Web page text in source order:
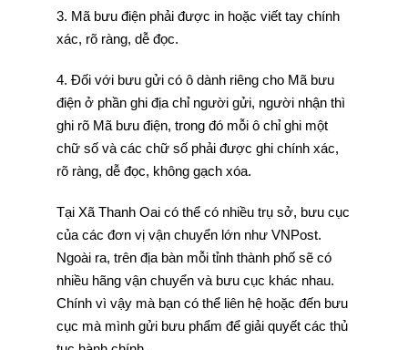
3. Mã bưu điện phải được in hoặc viết tay chính
xác, rõ ràng, dễ đọc.
4. Đối với bưu gửi có ô dành riêng cho Mã bưu
điện ở phần ghi địa chỉ người gửi, người nhận thì
ghi rõ Mã bưu điện, trong đó mỗi ô chỉ ghi một
chữ số và các chữ số phải được ghi chính xác,
rõ ràng, dễ đọc, không gạch xóa.
Tại Xã Thanh Oai có thể có nhiều trụ sở, bưu cục
của các đơn vị vận chuyển lớn như VNPost.
Ngoài ra, trên địa bàn mỗi tỉnh thành phố sẽ có
nhiều hãng vận chuyển và bưu cục khác nhau.
Chính vì vậy mà bạn có thể liên hệ hoặc đến bưu
cục mà mình gửi bưu phẩm để giải quyết các thủ